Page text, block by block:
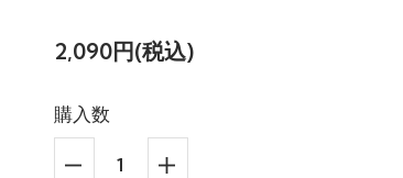
2,090円(税込)
購入数